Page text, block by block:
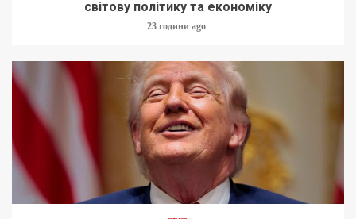
світову політику та економіку
23 години ago